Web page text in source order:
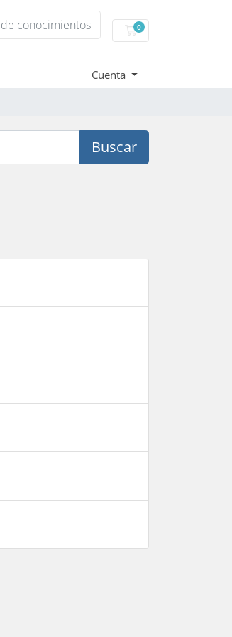
0
Carro de Pedidos
Cuenta
Buscar